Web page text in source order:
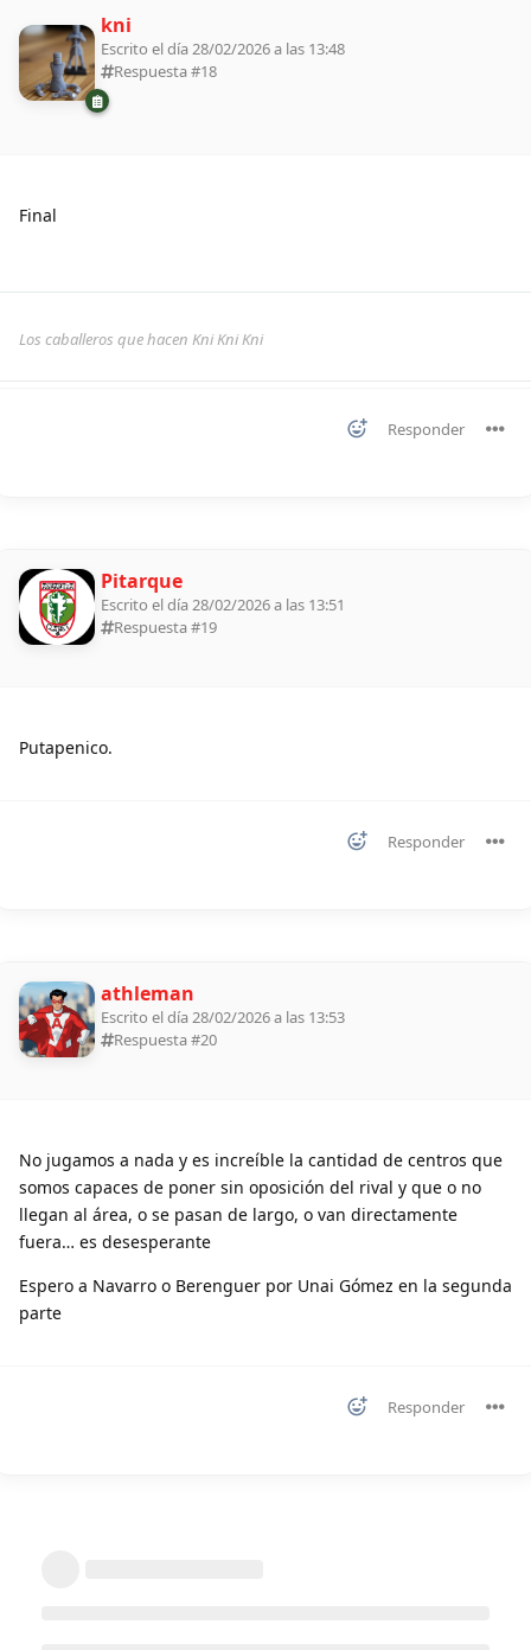
kni
Escrito el día 28/02/2026 a las 13:48
Respuesta #18
Final
Los caballeros que hacen Kni Kni Kni
Responder
Pitarque
Escrito el día 28/02/2026 a las 13:51
Respuesta #19
Putapenico.
Responder
athleman
Escrito el día 28/02/2026 a las 13:53
Respuesta #20
No jugamos a nada y es increíble la cantidad de centros que
somos capaces de poner sin oposición del rival y que o no
llegan al área, o se pasan de largo, o van directamente
fuera… es desesperante
Espero a Navarro o Berenguer por Unai Gómez en la segunda
parte
Responder